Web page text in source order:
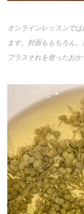
オンラインレッスンで
ます。対面ももちろん
プラスそれを使ったおか